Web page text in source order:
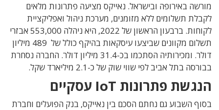
מורשה באירופה ובישראל. נאייקס מציעה פתרונות מלאים
לקבלת תשלומים ללא מזומנים, מערכת ניהול ואפליקציית
לקוחות. ברבעון הראשון של 2022, היא ניהלה 553,000 אבזרי
תשלום מקוונים שביצעו עיסקאות בהיקף כולל של 489 מיליון
דולר. ומכירותיה הסתכמו בכ-31.4 מיליון דולר. החברה נסחרת
בבורסה בתל אביב לפי שווי שוק של כ-2.1 מיליארד שקל.
הנגשת פתרונות IoT עסקיים
בסוף השבוע גם נחתם הסכם בין נאייקס, בנק הפועלים וחברת